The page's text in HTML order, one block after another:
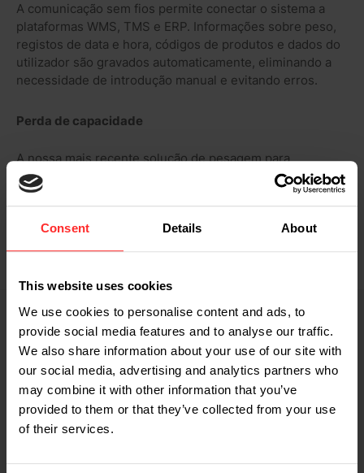
Consent Details About
This website uses cookies
We use cookies to personalise content and ads, to
provide social media features and to analyse our traffic.
We also share information about your use of our site with
our social media, advertising and analytics partners who
may combine it with other information that you’ve
provided to them or that they’ve collected from your use
of their services.
A comunicação sem fios permite conectar o sistema a
plataformas WMS, TMS e ERP. Informações sobre peso,
registos de data e hora, códigos de produtos e dados do
utilizador são gravados automaticamente, eliminando a
necessidade de introdução manual e evitando erros.
Perda de capacidade
A nossa mais recente solução de pesagem para
empilhadeiras foi projetada para minimizar a perda de
capacidade. Graças às novas células de carga 2D, as
medições são mais precisas e estáveis. O sistema
determina o centro de gravidade da carga em tempo real,
garantindo um controlo ideal e maior segurança.
SPECS EQUIPAMENTO ADICIONAL INTEGRADO
Capacidade de pesagem